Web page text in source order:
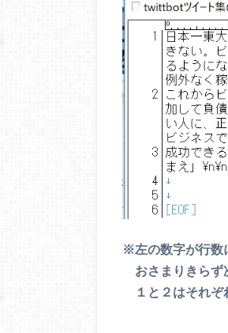
※左の数字が行数
おさまりきらず
１と２はそれぞ